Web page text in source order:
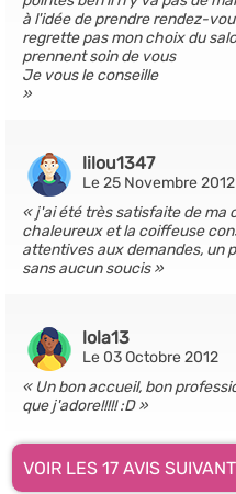
à l'idée de prendre rendez-
regrette pas mon choix du
prennent soin de vous
Je vous le conseille
lilou1347
Le 25 Novembre 2012
j'ai été très satisfaite de ma
chaleureux et la coiffeuse
attentives aux demandes, un
sans aucun soucis
lola13
Le 03 Octobre 2012
Un bon accueil, bon
que j'adore!!!!! :D
VOIR LES 17 AVIS